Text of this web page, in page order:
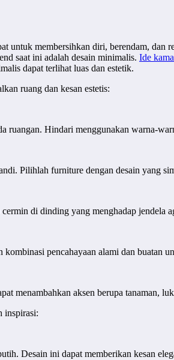
untuk membersihkan diri, berendam, dan
saat ini adalah desain minimalis. Ide
dapat terlihat luas dan estetik.
ruang dan kesan estetis:
ruangan. Hindari menggunakan warna-
Pilihlah furniture dengan desain yang
di dinding yang menghadap jendela
pencahayaan alami dan buatan
menambahkan aksen berupa tanaman,
inspirasi:
Desain ini dapat memberikan kesan